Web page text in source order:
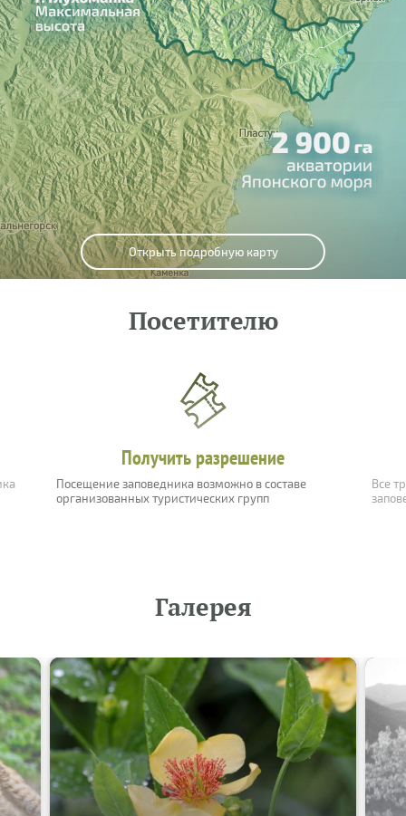
Открыть подробную карту
Посетителю
Получить разрешение
Посещение заповедника возможно в составе
организованных туристических групп
Все
Галерея